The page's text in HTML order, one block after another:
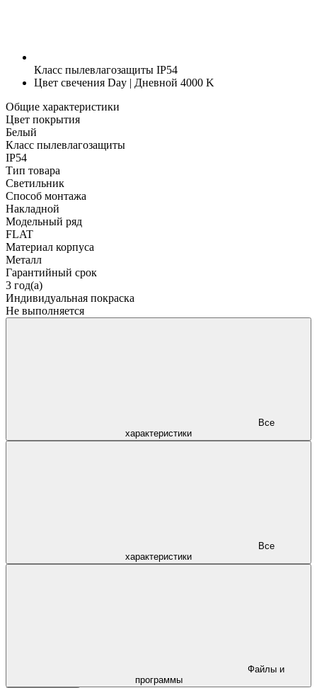
Класс пылевлагозащиты IP54
Цвет свечения Day | Дневной 4000 K
Общие характеристики
Цвет покрытия
Белый
Класс пылевлагозащиты
IP54
Тип товара
Светильник
Способ монтажа
Накладной
Модельный ряд
FLAT
Материал корпуса
Металл
Гарантийный срок
3 год(а)
Индивидуальная покраска
Не выполняется
характеристики
характеристики
программы